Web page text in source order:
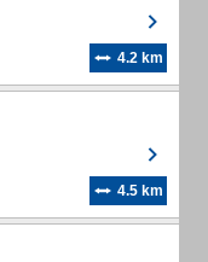
4.2 km
4.5 km